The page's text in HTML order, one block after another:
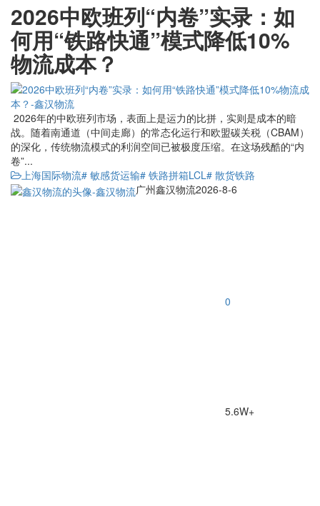
2026中欧班列“内卷”实录：如
何用“铁路快通”模式降低10%
物流成本？
2026年的中欧班列市场，表面上是运力的比拼，实则是成本的暗
战。随着南通道（中间走廊）的常态化运行和欧盟碳关税（CBAM）
的深化，传统物流模式的利润空间已被极度压缩。在这场残酷的“内
卷”...
上海国际物流# 敏感货运输# 铁路拼箱LCL# 散货铁路
广州鑫汉物流2026-8-6
0
5.6W+